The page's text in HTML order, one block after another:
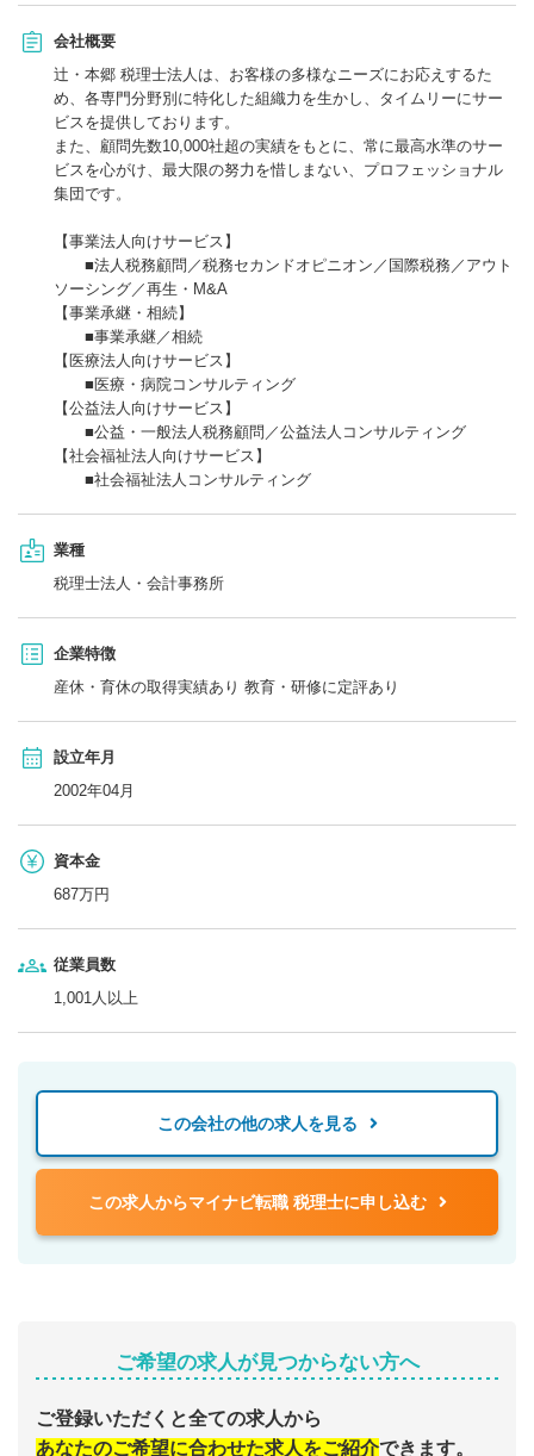
会社概要
辻・本郷 税理士法人は、お客様の多様なニーズにお応えするた
め、各専門分野別に特化した組織力を生かし、タイムリーにサー
ビスを提供しております。
また、顧問先数10,000社超の実績をもとに、常に最高水準のサー
ビスを心がけ、最大限の努力を惜しまない、プロフェッショナル
集団です。
【事業法人向けサービス】
■法人税務顧問／税務セカンドオピニオン／国際税務／アウト
ソーシング／再生・M&A
【事業承継・相続】
■事業承継／相続
【医療法人向けサービス】
■医療・病院コンサルティング
【公益法人向けサービス】
■公益・一般法人税務顧問／公益法人コンサルティング
【社会福祉法人向けサービス】
■社会福祉法人コンサルティング
業種
税理士法人・会計事務所
企業特徴
産休・育休の取得実績あり 教育・研修に定評あり
設立年月
2002年04月
資本金
687万円
従業員数
1,001人以上
この会社の他の求人を見る
この求人からマイナビ転職 税理士に申し込む
ご希望の求人が見つからない方へ
ご登録いただくと全ての求人から
あなたのご希望に合わせた求人をご紹介できます。